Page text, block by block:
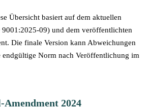
Übersicht basiert auf dem aktuellen
09) und dem veröffentlichten
Die finale Version kann Abweichungen
endgültige Norm nach Veröffentlichung im
2024
sein?